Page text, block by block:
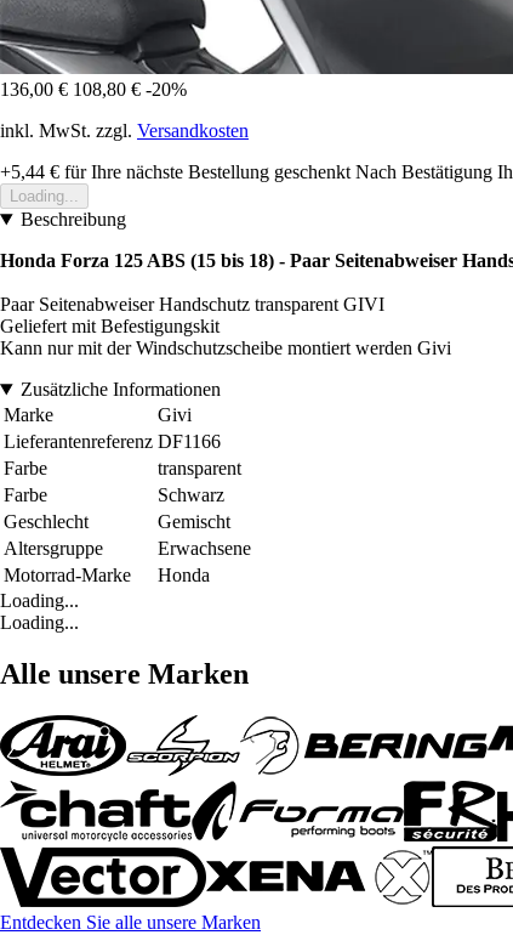
136,00 € 108,80 € -20%
inkl. MwSt. zzgl. Versandkosten
+5,44 € für Ihre nächste Bestellung geschenkt Nach Bestätigung
Loading...
Beschreibung
Honda Forza 125 ABS (15 bis 18) - Paar Seitenabweiser
Paar Seitenabweiser Handschutz transparent GIVI
Geliefert mit Befestigungskit
Kann nur mit der Windschutzscheibe montiert werden Givi
Zusätzliche Informationen
Marke
Givi
Lieferantenreferenz DF1166
Farbe
transparent
Farbe
Schwarz
Geschlecht
Gemischt
Altersgruppe
Erwachsene
Motorrad-Marke
Honda
Loading...
Loading...
Alle unsere Marken
Entdecken Sie alle unsere Marken